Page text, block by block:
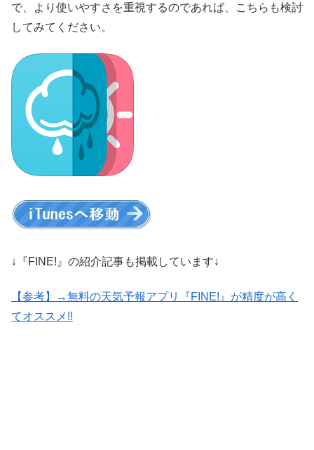
で、より使いやすさを重視するのであれば、こちらも検討
してみてください。
↓『FINE!』の紹介記事も掲載しています↓
【参考】→無料の天気予報アプリ『FINE!』が精度が高く
てオススメ!!